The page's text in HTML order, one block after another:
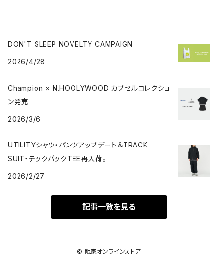
DON'T SLEEP NOVELTY CAMPAIGN
2026/4/28
Champion × N.HOOLYWOOD カプセルコレクショ
ン発売
2026/3/6
UTILITYシャツ・パンツアップデート＆TRACK
SUIT・テックパックTEE再入荷。
2026/2/27
記事一覧を見る
© 眠家オンラインストア